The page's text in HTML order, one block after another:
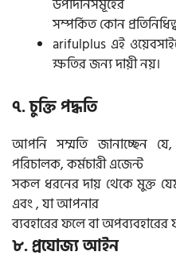
উপাদানসমূহের
সম্পর্কিত কোন
arifulplus এই
ক্ষতির জন্য দায়ী নয়।
৭. চুক্তি পদ্ধতি
আপনি সম্মতি জানাচ্ছেন
পরিচালক, কর্মচারী এজেন্ট
সকল ধরনের দায় থেকে মুক্ত
এবং , যা আপনার
ব্যবহারের ফলে বা অপব্যবহারের
৮. প্রযোজ্য আইন